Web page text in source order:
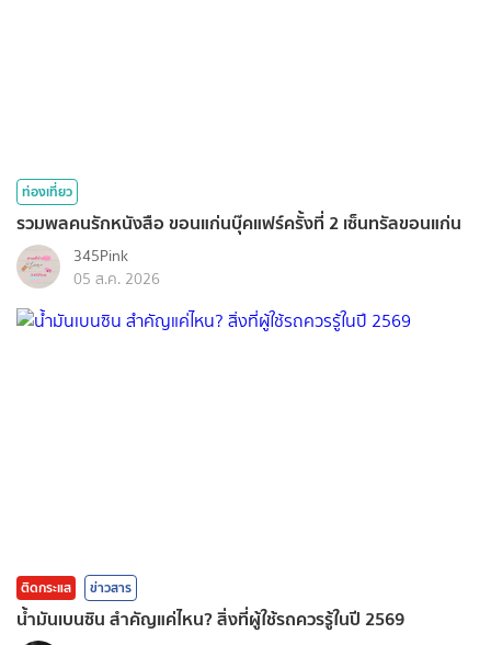
ท่องเที่ยว
รวมพลคนรักหนังสือ ขอนแก่นบุ๊คแฟร์ครั้งที่ 2 เซ็นทรัลขอนแก่น
345Pink
05 ส.ค. 2026
ติดกระแส ข่าวสาร
น้ำมันเบนซิน สำคัญแค่ไหน? สิ่งที่ผู้ใช้รถควรรู้ในปี 2569